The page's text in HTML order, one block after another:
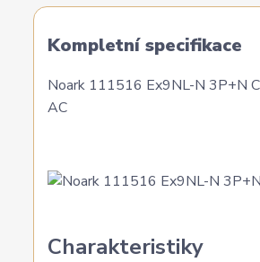
Kompletní specifikace
Noark 111516 Ex9NL-N 3P+N
AC
Charakteristiky